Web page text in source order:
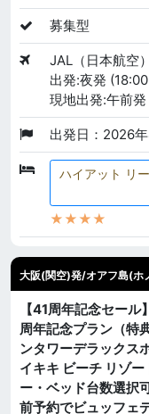
募集型
JAL（日本航空）
出発:夜発
現地出発:午前
出発日：2026
ハイアット リ
★★★★
大阪(関空)発/オアフ島(ホ
【41周年記念セー
周年記念プラン（特
ンタワーデラックス
イキキ ビーチ リゾ
ー・ベッド台数選択
前予約でビュッフェ